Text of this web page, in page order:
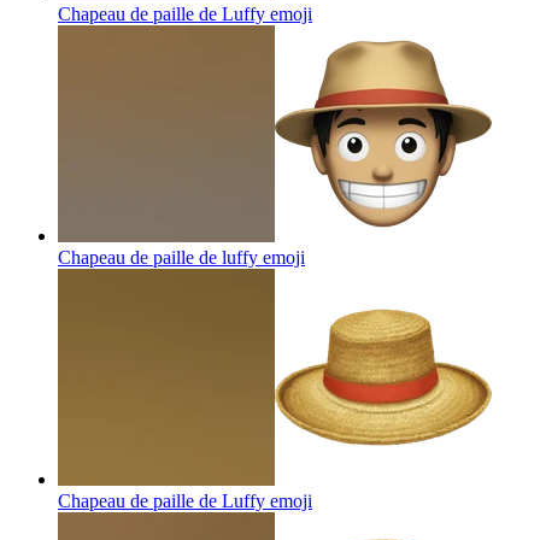
Chapeau de paille de Luffy emoji
Chapeau de paille de luffy emoji
Chapeau de paille de Luffy emoji